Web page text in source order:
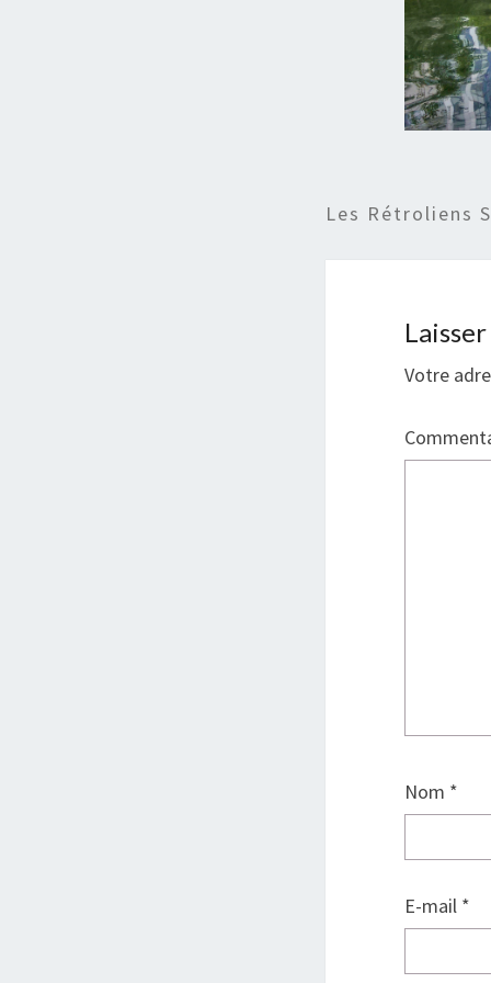
Les Rétroliens
Votre
Nom *
E-mail *